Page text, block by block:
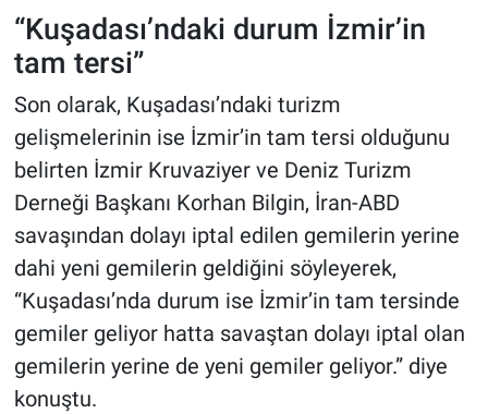
“Kuşadası’ndaki durum İzmir’in
tam tersi”
Son olarak, Kuşadası’ndaki turizm
gelişmelerinin ise İzmir’in tam tersi olduğunu
belirten İzmir Kruvaziyer ve Deniz Turizm
Derneği Başkanı Korhan Bilgin, İran-ABD
savaşından dolayı iptal edilen gemilerin yerine
dahi yeni gemilerin geldiğini söyleyerek,
“Kuşadası’nda durum ise İzmir’in tam tersinde
gemiler geliyor hatta savaştan dolayı iptal olan
gemilerin yerine de yeni gemiler geliyor.” diye
konuştu.